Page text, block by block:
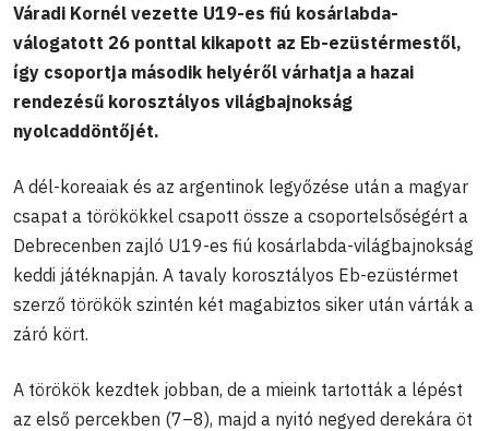
Váradi Kornél vezette U19-es fiú kosárlabda-
válogatott 26 ponttal kikapott az Eb-ezüstérmestől,
így csoportja második helyéről várhatja a hazai
rendezésű korosztályos világbajnokság
nyolcaddöntőjét.
A dél-koreaiak és az argentinok legyőzése után a magyar
csapat a törökökkel csapott össze a csoportelsőségért a
Debrecenben zajló U19-es fiú kosárlabda-világbajnokság
keddi játéknapján. A tavaly korosztályos Eb-ezüstérmet
szerző törökök szintén két magabiztos siker után várták a
záró kört.
A törökök kezdtek jobban, de a mieink tartották a lépést
az első percekben (7–8), majd a nyitó negyed derekára öt